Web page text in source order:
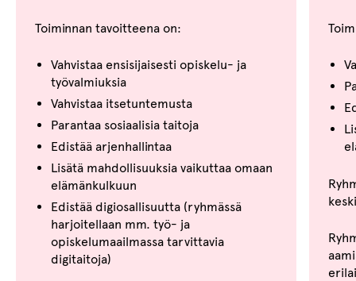
Toiminnan tavoitteena on:
Vahvistaa ensisijaisesti opiskelu- ja
työvalmiuksia
Vahvistaa itsetuntemusta
Parantaa sosiaalisia taitoja
Edistää arjenhallintaa
Lisätä mahdollisuuksia vaikuttaa omaan
elämänkulkuun
Edistää digiosallisuutta​ (ryhmässä
harjoitellaan mm. työ- ja
opiskelumaailmassa tarvittavia
digitaitoja)